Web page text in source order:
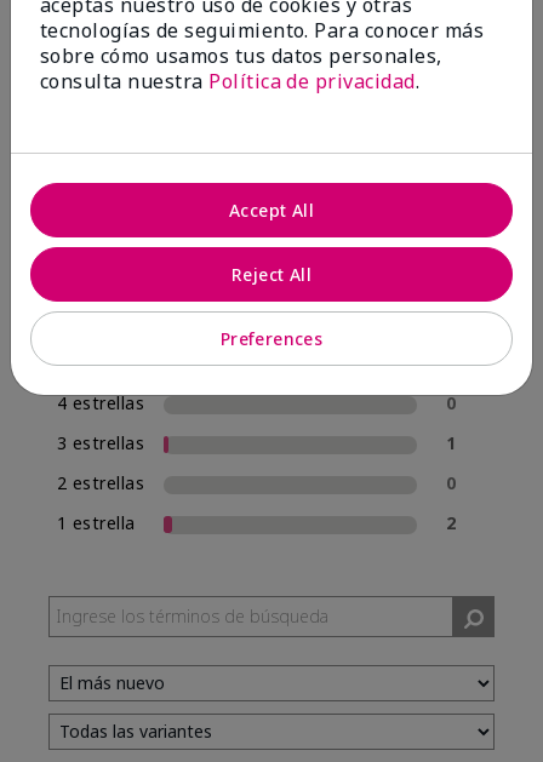
4.8
Escribir Una Opinión
95%
de los encuestados recomendaría a un amigo.
5 estrellas
54
4 estrellas
0
3 estrellas
1
2 estrellas
0
1 estrella
2
tecnologías de seguimiento. Para conocer más
sobre cómo usamos tus datos personales,
consulta nuestra Política de privacidad.
Preferences
Reject All
Accept All